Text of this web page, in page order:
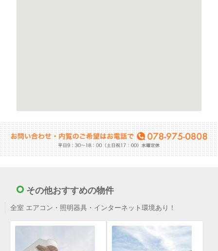
その他おすすめの物件
全室 エアコン・照明器具・インターネット環境あり！